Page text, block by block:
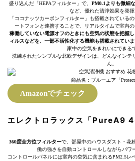
盛り込んだ「HEPAフィルター」で、 PM0.1よりも微細
など、優れた清浄効果を発揮
「ココナッツカーボンフィルター」も搭載されている
ートフォンと連携することで、リアルタイムで室内
稼働していない電源オフのときにも空気の状態を把握
ィルスなどを、一部不活性化する機能も搭載されていま
家中の空気をきれいにできる
洗練されたシンプルな北欧デザインは、どんなインテ
ん。
商品名：ブルーエア「Protect
Amazonでチェック
エレクトロラックス「PureA9
360度全方位フィルターで、部屋中のハウスダスト・花
働の強さを自動コントロールしながらパワ
コントロールパネルには室内の空気に含まれるPM2.5レ